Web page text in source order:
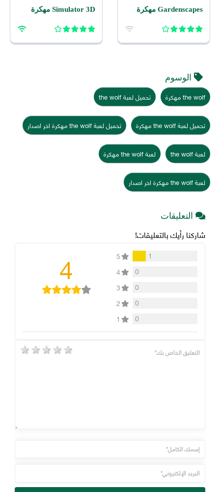
Gardenscapes مهكرة
Simulator 3D مهكرة
الوسوم
the wolf مهكرة تحميل لعبة the wolf
تحميل لعبة the wolf مهكرة تحميل لعبة the wolf مهكرة اخر اصدار
لعبة the wolf لعبة the wolf مهكرة
لعبة the wolf مهكرة اخر اصدار
التعليقات
شاركنا رأيك بالتعليقات!
1
5
0
4
0
3
0
2
0
1
4
5 stars 4 stars 3 stars 2 stars 1 star